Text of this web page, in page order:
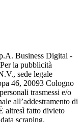
Business Digital -
la pubblicità
sede legale
46, 20093 Cologno
trasmessi e/o
all’addestramento di
altresì fatto divieto
scraping.